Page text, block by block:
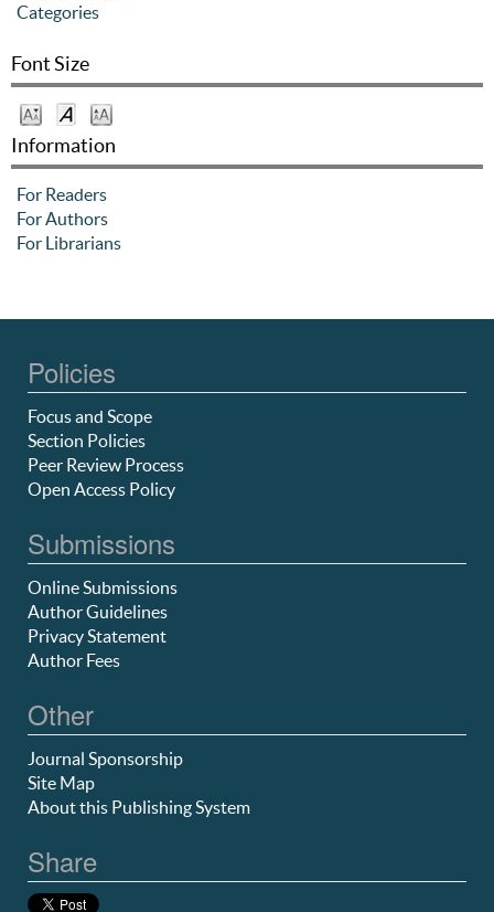
Categories
Font Size
Information
For Readers
For Authors
For Librarians
Policies
Focus and Scope
Section Policies
Peer Review Process
Open Access Policy
Submissions
Online Submissions
Author Guidelines
Privacy Statement
Author Fees
Other
Journal Sponsorship
Site Map
About this Publishing System
Share